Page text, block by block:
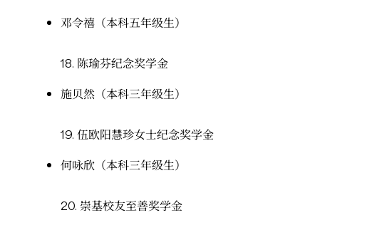
邓令禧（本科五年级生）
18. 陈瑜芬纪念奖学金
施贝然（本科三年级生）
19. 伍欧阳慧珍女士纪念奖学金
何咏欣（本科三年级生）
20. 崇基校友至善奖学金